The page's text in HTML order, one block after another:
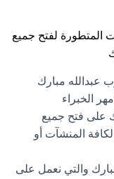
المتطورة لفتح جميع
عبدالله مبارك
الخبراء
على فتح جميع
المنشآت أو
والتي نعمل على